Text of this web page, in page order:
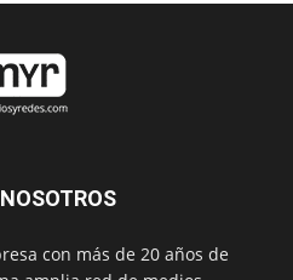
con más de 20 años de